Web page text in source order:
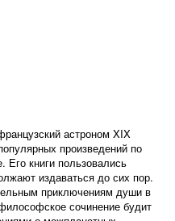
астроном XIX
произведений по
Его книги пользовались
издаваться до сих пор.
приключениям души в
сочинение будит